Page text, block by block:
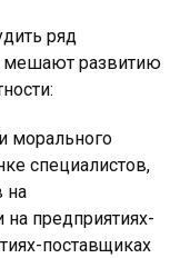
ряд
мешают развитию
морального
специалистов,
на
на предприятиях-
поставщиках